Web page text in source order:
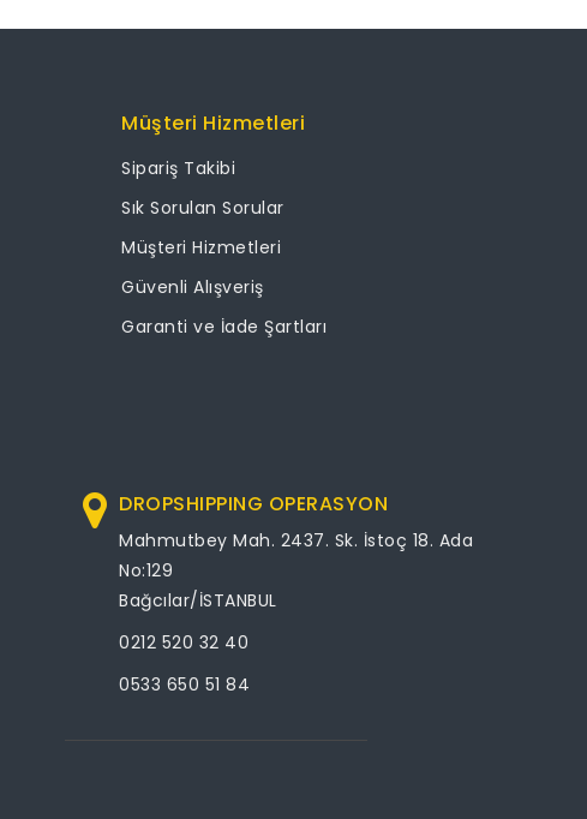
Müşteri Hizmetleri
Sipariş Takibi
Sık Sorulan Sorular
Müşteri Hizmetleri
Güvenli Alışveriş
Garanti ve İade Şartları
DROPSHIPPING OPERASYON
Mahmutbey Mah. 2437. Sk. İstoç 18. Ada
No:129
Bağcılar/İSTANBUL
0212 520 32 40
0533 650 51 84